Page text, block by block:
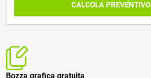
CALCOLA PREVENTIVO
Bozza grafica gratuita